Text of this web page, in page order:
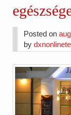
Posted on
by